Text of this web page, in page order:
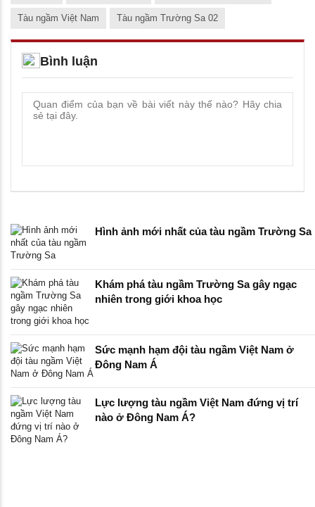
Tàu ngầm Việt Nam Tàu ngầm Trường Sa 02
Bình luận
Hình ảnh mới nhất của tàu ngầm Trường Sa
Khám phá tàu ngầm Trường Sa gây ngạc
nhiên trong giới khoa học
Sức mạnh hạm đội tàu ngầm Việt Nam ở
Đông Nam Á
Lực lượng tàu ngầm Việt Nam đứng vị trí
nào ở Đông Nam Á?